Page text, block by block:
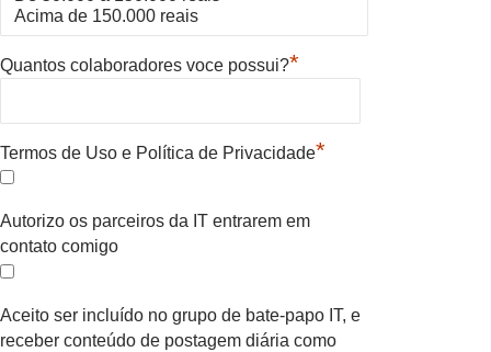
Quantos colaboradores voce possui?*
Termos de Uso e Política de Privacidade*
Autorizo os parceiros da IT entrarem em
contato comigo
Aceito ser incluído no grupo de bate-papo IT, e
receber conteúdo de postagem diária como